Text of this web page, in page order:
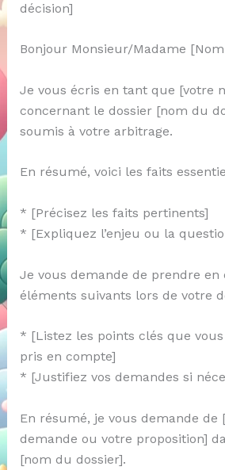
décision]
Bonjour Monsieur/Madame [Nom
Je vous écris en tant que [votre
concernant le dossier [nom du
soumis à votre arbitrage.
En résumé, voici les faits
* [Précisez les faits pertinents]
* [Expliquez l’enjeu ou la
Je vous demande de prendre en
éléments suivants lors de votre
* [Listez les points clés que
pris en compte]
* [Justifiez vos demandes si
En résumé, je vous demande
demande ou votre proposition]
[nom du dossier].